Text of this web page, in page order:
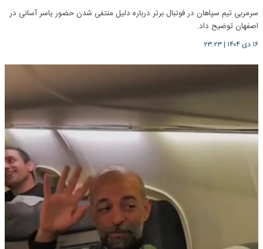
سرمربی تیم سپاهان در فوتبال برتر درباره دلیل منتفی شدن حضور یاسر آسانی در
اصفهان توضیح داد.
۱۶ دی ۱۴۰۴ |۲۳:۲۳